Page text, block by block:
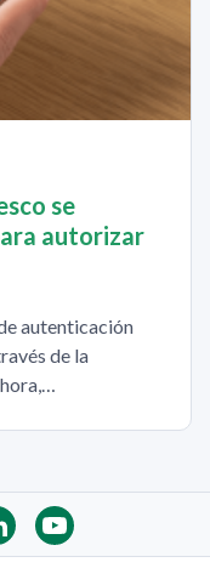
se
autorizar
autenticación
de la